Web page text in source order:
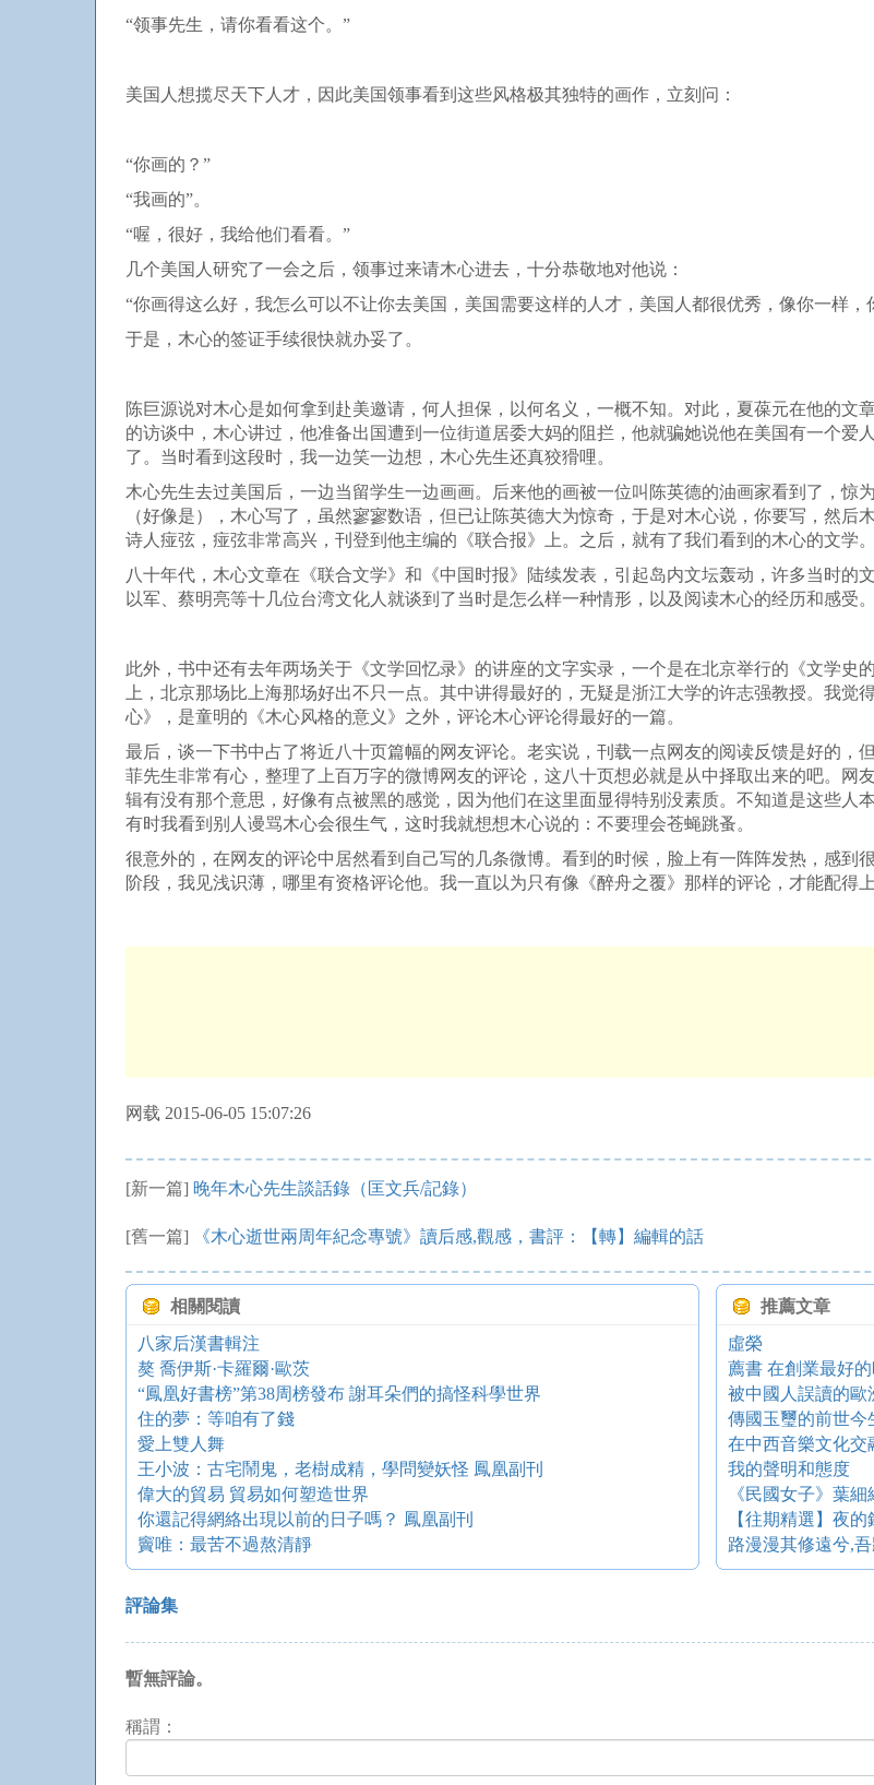
“领事先生，请你看看这个。”
美国人想揽尽天下人才，因此美国领事看到这些风格极其独特的画作，立刻问：
“你画的？”
“我画的”。
“喔，很好，我给他们看看。”
几个美国人研究了一会之后，领事过来请木心进去，十分恭敬地对他说：
“你画得这么好，我怎么可以不让你去美国，美国需要这样的人才，美国人都很优秀，像你一样，
于是，木心的签证手续很快就办妥了。
陈巨源说对木心是如何拿到赴美邀请，何人担保，以何名义，一概不知。对此，夏葆元在他的文
的访谈中，木心讲过，他准备出国遭到一位街道居委大妈的阻拦，他就骗她说他在美国有一个爱
了。当时看到这段时，我一边笑一边想，木心先生还真狡猾哩。
木心先生去过美国后，一边当留学生一边画画。后来他的画被一位叫陈英德的油画家看到了，惊
（好像是），木心写了，虽然寥寥数语，但已让陈英德大为惊奇，于是对木心说，你要写，然
诗人痖弦，痖弦非常高兴，刊登到他主编的《联合报》上。之后，就有了我们看到的木心的文学。
八十年代，木心文章在《联合文学》和《中国时报》陆续发表，引起岛内文坛轰动，许多当时的
以军、蔡明亮等十几位台湾文化人就谈到了当时是怎么样一种情形，以及阅读木心的经历和感受
此外，书中还有去年两场关于《文学回忆录》的讲座的文字实录，一个是在北京举行的《文学史
上，北京那场比上海那场好出不只一点。其中讲得最好的，无疑是浙江大学的许志强教授。我
心》，是童明的《木心风格的意义》之外，评论木心评论得最好的一篇。
最后，谈一下书中占了将近八十页篇幅的网友评论。老实说，刊载一点网友的阅读反馈是好的，
菲先生非常有心，整理了上百万字的微博网友的评论，这八十页想必就是从中择取出来的吧。网
辑有没有那个意思，好像有点被黑的感觉，因为他们在这里面显得特别没素质。不知道是这些人
有时我看到别人谩骂木心会很生气，这时我就想想木心说的：不要理会苍蝇跳蚤。
很意外的，在网友的评论中居然看到自己写的几条微博。看到的时候，脸上有一阵阵发热，感到
阶段，我见浅识薄，哪里有资格评论他。我一直以为只有像《醉舟之覆》那样的评论，才能配得
网载 2015-06-05 15:07:26
[新一篇] 晚年木心先生談話錄（匡文兵/記錄）
[舊一篇] 《木心逝世兩周年紀念專號》讀后感,觀感，書評：【轉】編輯的話
相關閱讀
八家后漢書輯注
獒 喬伊斯·卡羅爾·歐茨
“鳳凰好書榜”第38周榜發布 謝耳朵們的搞怪科學世界
住的夢：等咱有了錢
愛上雙人舞
王小波：古宅鬧鬼，老樹成精，學問變妖怪 鳳凰副刊
偉大的貿易 貿易如何塑造世界
你還記得網絡出現以前的日子嗎？ 鳳凰副刊
竇唯：最苦不過熬清靜
推薦文章
虛榮
薦書 在創業最好的
被中國人誤讀的歐
傳國玉璽的前世今
在中西音樂文化交
我的聲明和態度
《民國女子》葉
【往期精選】夜的
路漫漫其修遠兮,
評論集
暫無評論。
稱謂：